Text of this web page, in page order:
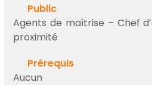
Public
Agents de maîtrise – Chef
proximité
Prérequis
Aucun